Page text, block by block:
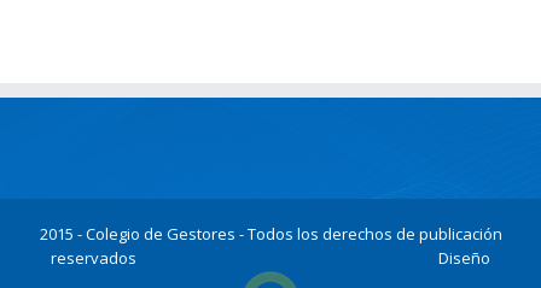
2015 - Colegio de Gestores - Todos los derechos de publicación
reservados
Diseño